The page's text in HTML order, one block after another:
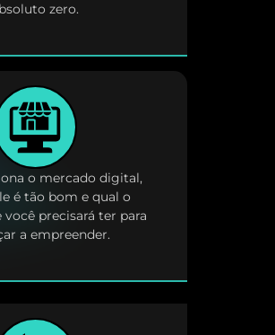
zero.
o mercado digital,
é tão bom e qual o
precisará ter para
a empreender.